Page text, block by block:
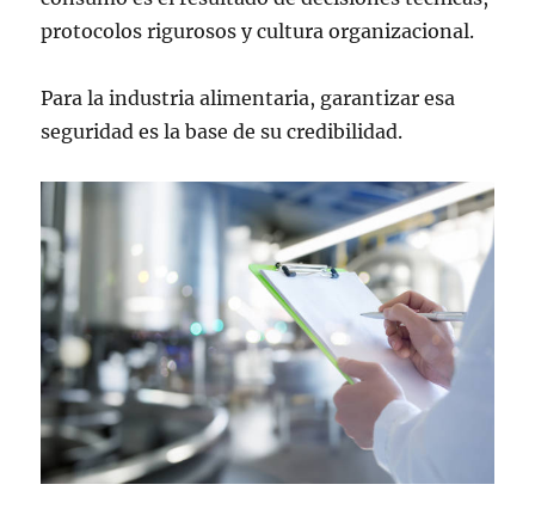
protocolos rigurosos y cultura organizacional.
Para la industria alimentaria, garantizar esa
seguridad es la base de su credibilidad.